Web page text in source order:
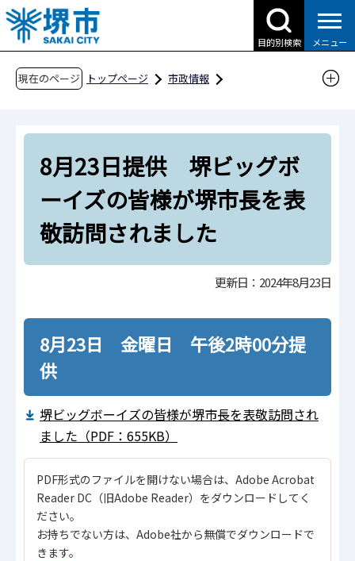
こ
の
ペ
目的別検索 メニュー
現在のページ トップページ
市政情報
報道提供資料
過去の報道提供資料
令和6年
令和6年8月
8月23日提供 堺ビッグボーイズの皆様が堺市
長を表敬訪問されました
8月23日提供 堺ビッグボ
ーイズの皆様が堺市長を表
敬訪問されました
更新日：2024年8月23日
8月23日 金曜日 午後2時00分提
供
堺ビッグボーイズの皆様が堺市長を表敬訪問され
ました（PDF：655KB）
PDF形式のファイルを開けない場合は、Adobe Acrobat
Reader DC（旧Adobe Reader）をダウンロードしてく
ださい。
お持ちでない方は、Adobe社から無償でダウンロードで
きます。